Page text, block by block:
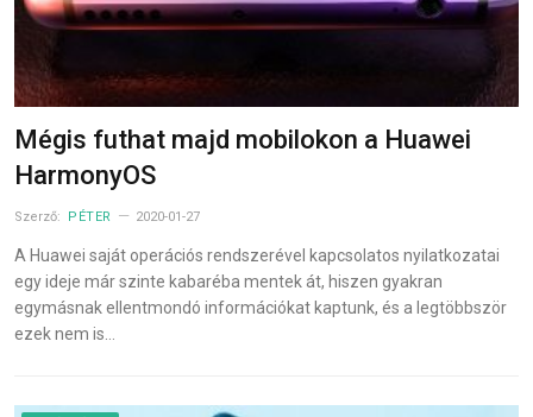
Mégis futhat majd mobilokon a Huawei
HarmonyOS
Szerző: PÉTER 2020-01-27
A Huawei saját operációs rendszerével kapcsolatos nyilatkozatai
egy ideje már szinte kabaréba mentek át, hiszen gyakran
egymásnak ellentmondó információkat kaptunk, és a legtöbbször
ezek nem is…